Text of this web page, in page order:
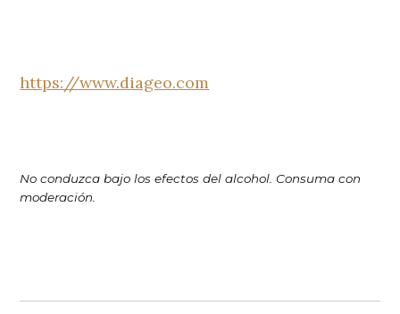
https://www.diageo.com
No conduzca bajo los efectos del alcohol. Consuma con
moderación.